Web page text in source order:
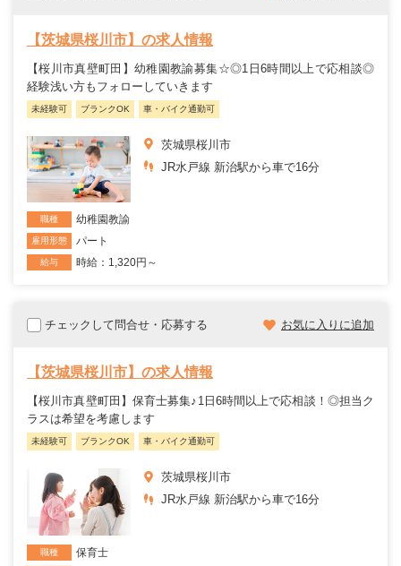
【茨城県桜川市】の求人情報
【桜川市真壁町田】幼稚園教諭募集☆◎1日6時間以上で応相談◎
経験浅い方もフォローしていきます
未経験可 ブランクOK 車・バイク通勤可
茨城県桜川市
JR水戸線 新治駅から車で16分
職種 幼稚園教諭
雇用形態 パート
給与 時給：1,320円～
チェックして問合せ・応募する お気に入りに追加
【茨城県桜川市】の求人情報
【桜川市真壁町田】保育士募集♪1日6時間以上で応相談！◎担当ク
ラスは希望を考慮します
未経験可 ブランクOK 車・バイク通勤可
茨城県桜川市
JR水戸線 新治駅から車で16分
職種 保育士